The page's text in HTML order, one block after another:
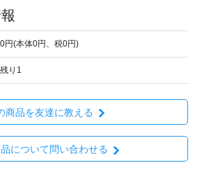
0円(本体0円、税0円)
残り1
商品を友達に教える
について問い合わせる